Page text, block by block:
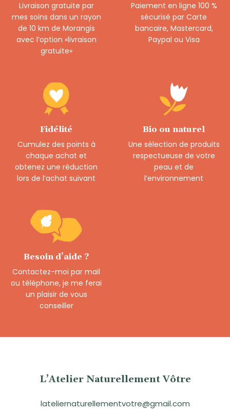
Livraison gratuite par
mes soins dans un rayon
de 10 km de Morangis
avec l’option «livraison
gratuite»
Paiement en ligne 100 %
sécurisé par Carte
bancaire, Mastercard,
Paypal ou Visa
Fidélité
Cumulez des points à
chaque achat et
obtenez une réduction
lors de l’achat suivant
Bio ou naturel
Une sélection de produits
respectueuse de votre
peau et de
l’environnement
Besoin d’aide ?
Contactez-moi par mail
ou téléphone, je me ferai
un plaisir de vous
conseiller
L’Atelier Naturellement Vôtre
lateliernaturellementvotre@gmail.com